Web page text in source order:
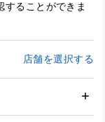
することができま
店舗を選択する